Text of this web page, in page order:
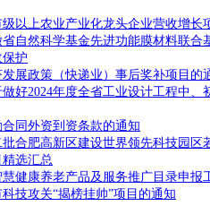
以上农业产业化龙头企业营收增长
自然科学基金先进功能膜材料联合
护
展政策（快递业）事后奖补项目的
好2024年度全省工业设计工程中、
同外资到资条款的通知
合肥高新区建设世界领先科技园区
选汇总
健康养老产品及服务推广目录申报
技攻关“揭榜挂帅”项目的通知